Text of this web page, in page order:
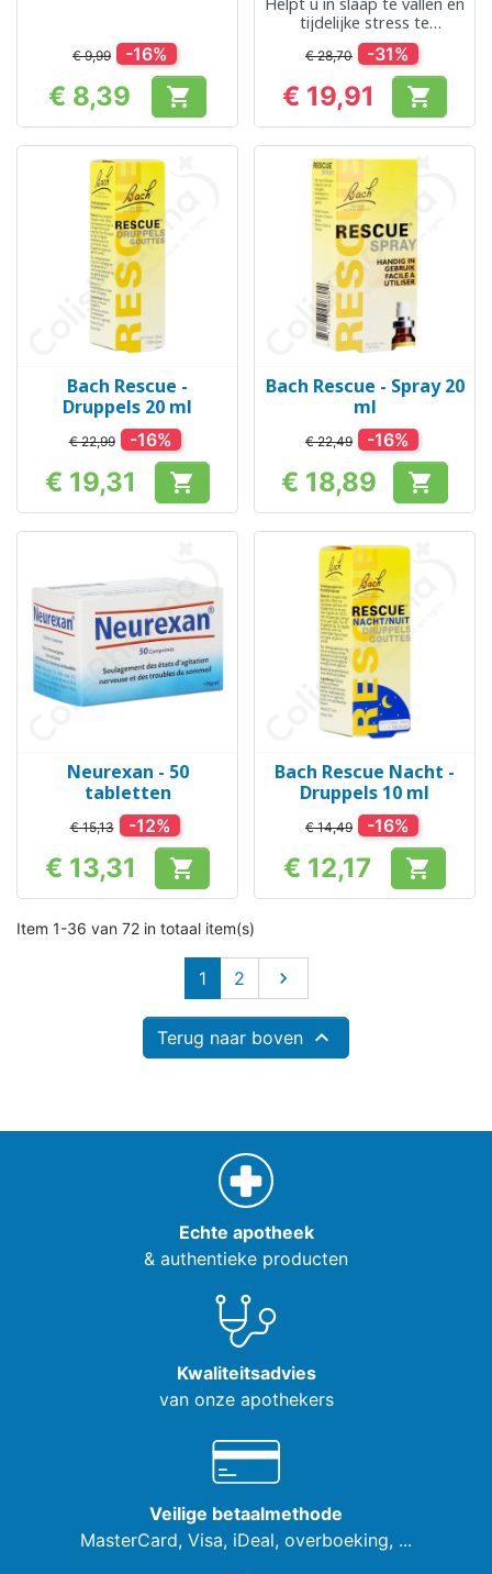
€ 9,99 -16%
Prijs
€ 8,39 
tijdelijke stress te
beheersen
€ 28,70 -31%
Prijs
€ 19,91 
Bach Rescue -
Druppels 20 ml
€ 22,99 -16%
Prijs
€ 19,31 
Bach Rescue - Spray 20
ml
€ 22,49 -16%
Prijs
€ 18,89 
Neurexan - 50
tabletten
€ 15,13 -12%
Prijs
€ 13,31 
Bach Rescue Nacht -
Druppels 10 ml
€ 14,49 -16%
Prijs
€ 12,17 
Item 1-36 van 72 in totaal item(s)
1 2 Volgende

Terug naar boven 
Echte apotheek
& authentieke producten
Kwaliteitsadvies
van onze apothekers
Veilige betaalmethode
MasterCard, Visa, iDeal, overboeking, ...